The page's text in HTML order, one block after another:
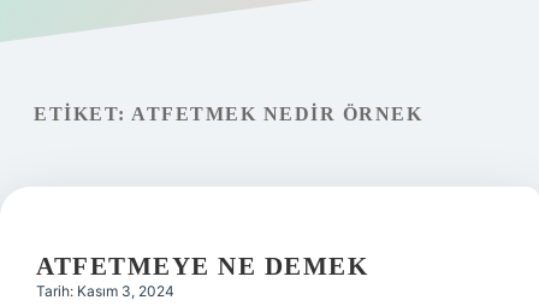
Gizlilik Politikası
ETIKET: ATFETMEK NEDIR ÖRNEK
ATFETMEYE NE DEMEK
Tarih: Kasım 3, 2024